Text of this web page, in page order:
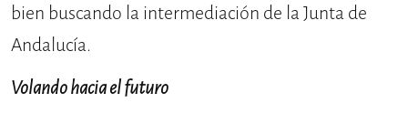
bien buscando la intermediación de la Junta de
Andalucía.
Volando hacia el futuro